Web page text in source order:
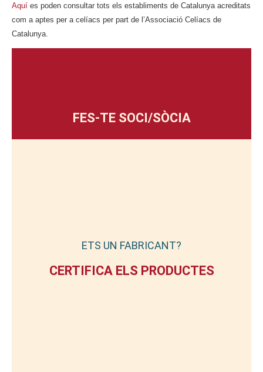
Aquí es poden consultar tots els establiments de Catalunya acreditats
com a aptes per a celíacs per part de l’Associació Celíacs de
Catalunya.
FES-TE SOCI/SÒCIA
ETS UN FABRICANT?
CERTIFICA ELS PRODUCTES